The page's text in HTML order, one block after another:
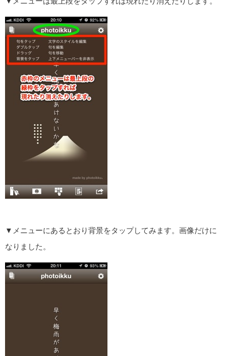
▼メニューにあるとおり背景をタップしてみます。画像だけに
なりました。